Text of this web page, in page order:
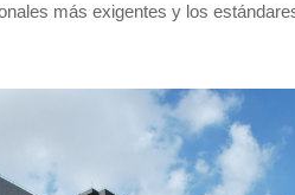
más exigentes y los